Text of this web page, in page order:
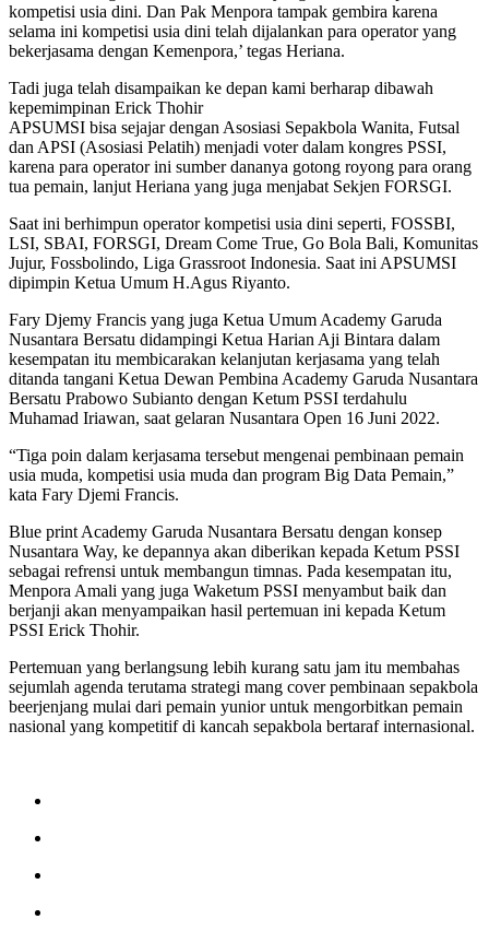
kompetisi usia dini. Dan Pak Menpora tampak gembira karena
selama ini kompetisi usia dini telah dijalankan para operator yang
bekerjasama dengan Kemenpora,’ tegas Heriana.
Tadi juga telah disampaikan ke depan kami berharap dibawah
kepemimpinan Erick Thohir
APSUMSI bisa sejajar dengan Asosiasi Sepakbola Wanita, Futsal
dan APSI (Asosiasi Pelatih) menjadi voter dalam kongres PSSI,
karena para operator ini sumber dananya gotong royong para orang
tua pemain, lanjut Heriana yang juga menjabat Sekjen FORSGI.
Saat ini berhimpun operator kompetisi usia dini seperti, FOSSBI,
LSI, SBAI, FORSGI, Dream Come True, Go Bola Bali, Komunitas
Jujur, Fossbolindo, Liga Grassroot Indonesia. Saat ini APSUMSI
dipimpin Ketua Umum H.Agus Riyanto.
Fary Djemy Francis yang juga Ketua Umum Academy Garuda
Nusantara Bersatu didampingi Ketua Harian Aji Bintara dalam
kesempatan itu membicarakan kelanjutan kerjasama yang telah
ditanda tangani Ketua Dewan Pembina Academy Garuda Nusantara
Bersatu Prabowo Subianto dengan Ketum PSSI terdahulu
Muhamad Iriawan, saat gelaran Nusantara Open 16 Juni 2022.
“Tiga poin dalam kerjasama tersebut mengenai pembinaan pemain
usia muda, kompetisi usia muda dan program Big Data Pemain,”
kata Fary Djemi Francis.
Blue print Academy Garuda Nusantara Bersatu dengan konsep
Nusantara Way, ke depannya akan diberikan kepada Ketum PSSI
sebagai refrensi untuk membangun timnas. Pada kesempatan itu,
Menpora Amali yang juga Waketum PSSI menyambut baik dan
berjanji akan menyampaikan hasil pertemuan ini kepada Ketum
PSSI Erick Thohir.
Pertemuan yang berlangsung lebih kurang satu jam itu membahas
sejumlah agenda terutama strategi mang cover pembinaan sepakbola
beerjenjang mulai dari pemain yunior untuk mengorbitkan pemain
nasional yang kompetitif di kancah sepakbola bertaraf internasional.